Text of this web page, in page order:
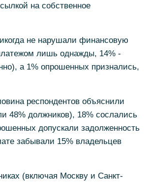
на собственное
не нарушали финансовую
лишь однажды, 14% -
а 1% опрошенных признались,
респондентов объяснили
48% должников), 18% сослались
допускали задолженность
забывали 15% владельцев
(включая Москву и Санкт-